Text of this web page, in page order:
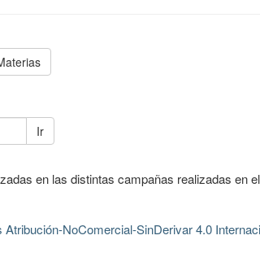
Ir
en las distintas campañas realizadas en
NoComercial-SinDerivar 4.0